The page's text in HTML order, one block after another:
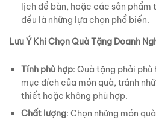
lịch để bàn, hoặc các sản phẩm
đều là những lựa chọn phổ biến.
Lưu Ý Khi Chọn Quà Tặng Doanh
Tính phù hợp: Quà tặng phải
mục đích của món quà, tránh
thiết hoặc không phù hợp.
Chất lượng: Chọn những món